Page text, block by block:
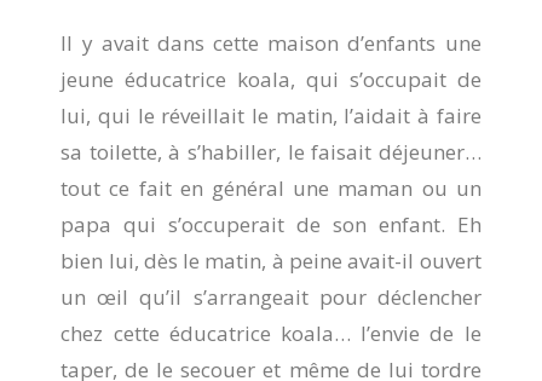
Il y avait dans cette maison d’enfants une
jeune éducatrice koala, qui s’occupait de
lui, qui le réveillait le matin, l’aidait à faire
sa toilette, à s’habiller, le faisait déjeuner…
tout ce fait en général une maman ou un
papa qui s’occuperait de son enfant. Eh
bien lui, dès le matin, à peine avait-il ouvert
un œil qu’il s’arrangeait pour déclencher
chez cette éducatrice koala… l’envie de le
taper, de le secouer et même de lui tordre